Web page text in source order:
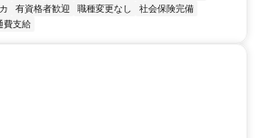
有資格者歓迎 職種変更なし
社会保険完備
費支給